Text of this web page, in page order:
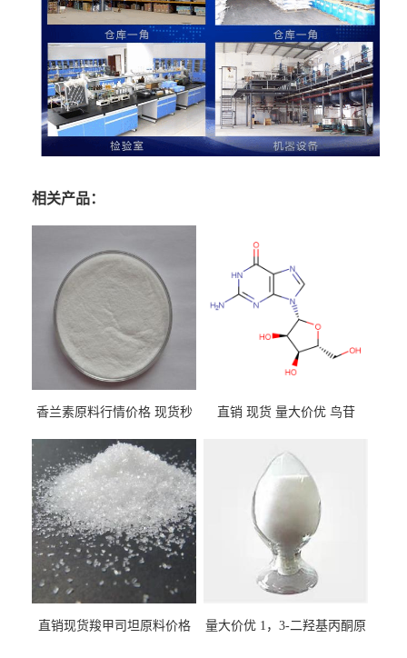
相关产品：
香兰素原料行情价格 现货秒
直销 现货 量大价优 鸟苷
直销现货羧甲司坦原料价格
量大价优 1，3-二羟基丙酮原